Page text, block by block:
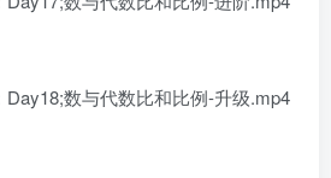
数与代数比和比例-升级.mp4